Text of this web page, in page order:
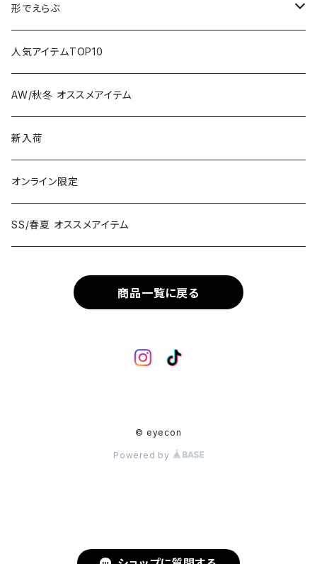
偏光レンズ
色が変わるレンズ
形でえらぶ
Wellington
Boston
Square
Oval
Fox
人気アイテムTOP10
AW/秋冬 オススメアイテム
新入荷
オンライン限定
SS/春夏 オススメアイテム
商品一覧に戻る
© eyecon
Powered by